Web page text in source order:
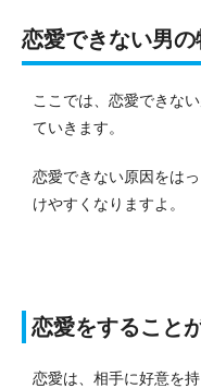
恋愛できない男の
ここでは、恋愛できな
ていきます。
恋愛できない原因をは
けやすくなりますよ。
恋愛をすること
恋愛は、相手に好意を